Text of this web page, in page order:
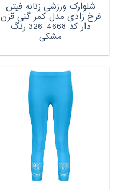
شلوارک ورزشی زنانه فیتن
فرخ زادی مدل کمر گنی قزن
دار کد 4668-326 رنگ
مشکی